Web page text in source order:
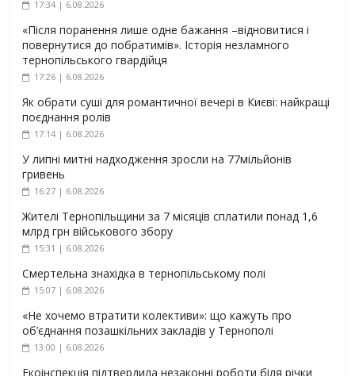
17:34 | 6.08.2026
«Після поранення лише одне бажання –відновитися і
повернутися до побратимів». Історія незламного
тернопільського гвардійця
17:26 | 6.08.2026
Як обрати суші для романтичної вечері в Києві: найкращі
поєднання ролів
17:14 | 6.08.2026
У липні митні надходження зросли на 77мільйонів
гривень
16:27 | 6.08.2026
Жителі Тернопільщини за 7 місяців сплатили понад 1,6
млрд грн військового збору
15:31 | 6.08.2026
Смертельна знахідка в тернопільському полі
15:07 | 6.08.2026
«Не хочемо втратити колективи»: що кажуть про
об’єднання позашкільних закладів у Тернополі
13:00 | 6.08.2026
Екоінспекція підтвердила незаконні роботи біля річки